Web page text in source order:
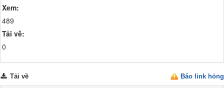
Xem:
489
Tải về:
0
Báo link hỏng
Tải về